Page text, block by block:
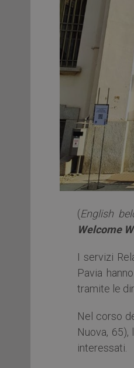
(English
Welcome
I servizi
Pavia
tramite le
Nel corso
Nuova,
interessati.